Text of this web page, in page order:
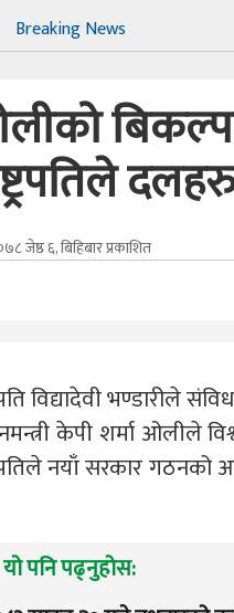
Breaking News
जेष्ठ ६, बिहिबारप्रकाशित
विद्यादेवी भण्डारीले
केपी शर्मा ओलीले
नयाँ सरकार
यो पनि पढ्नुहोस: